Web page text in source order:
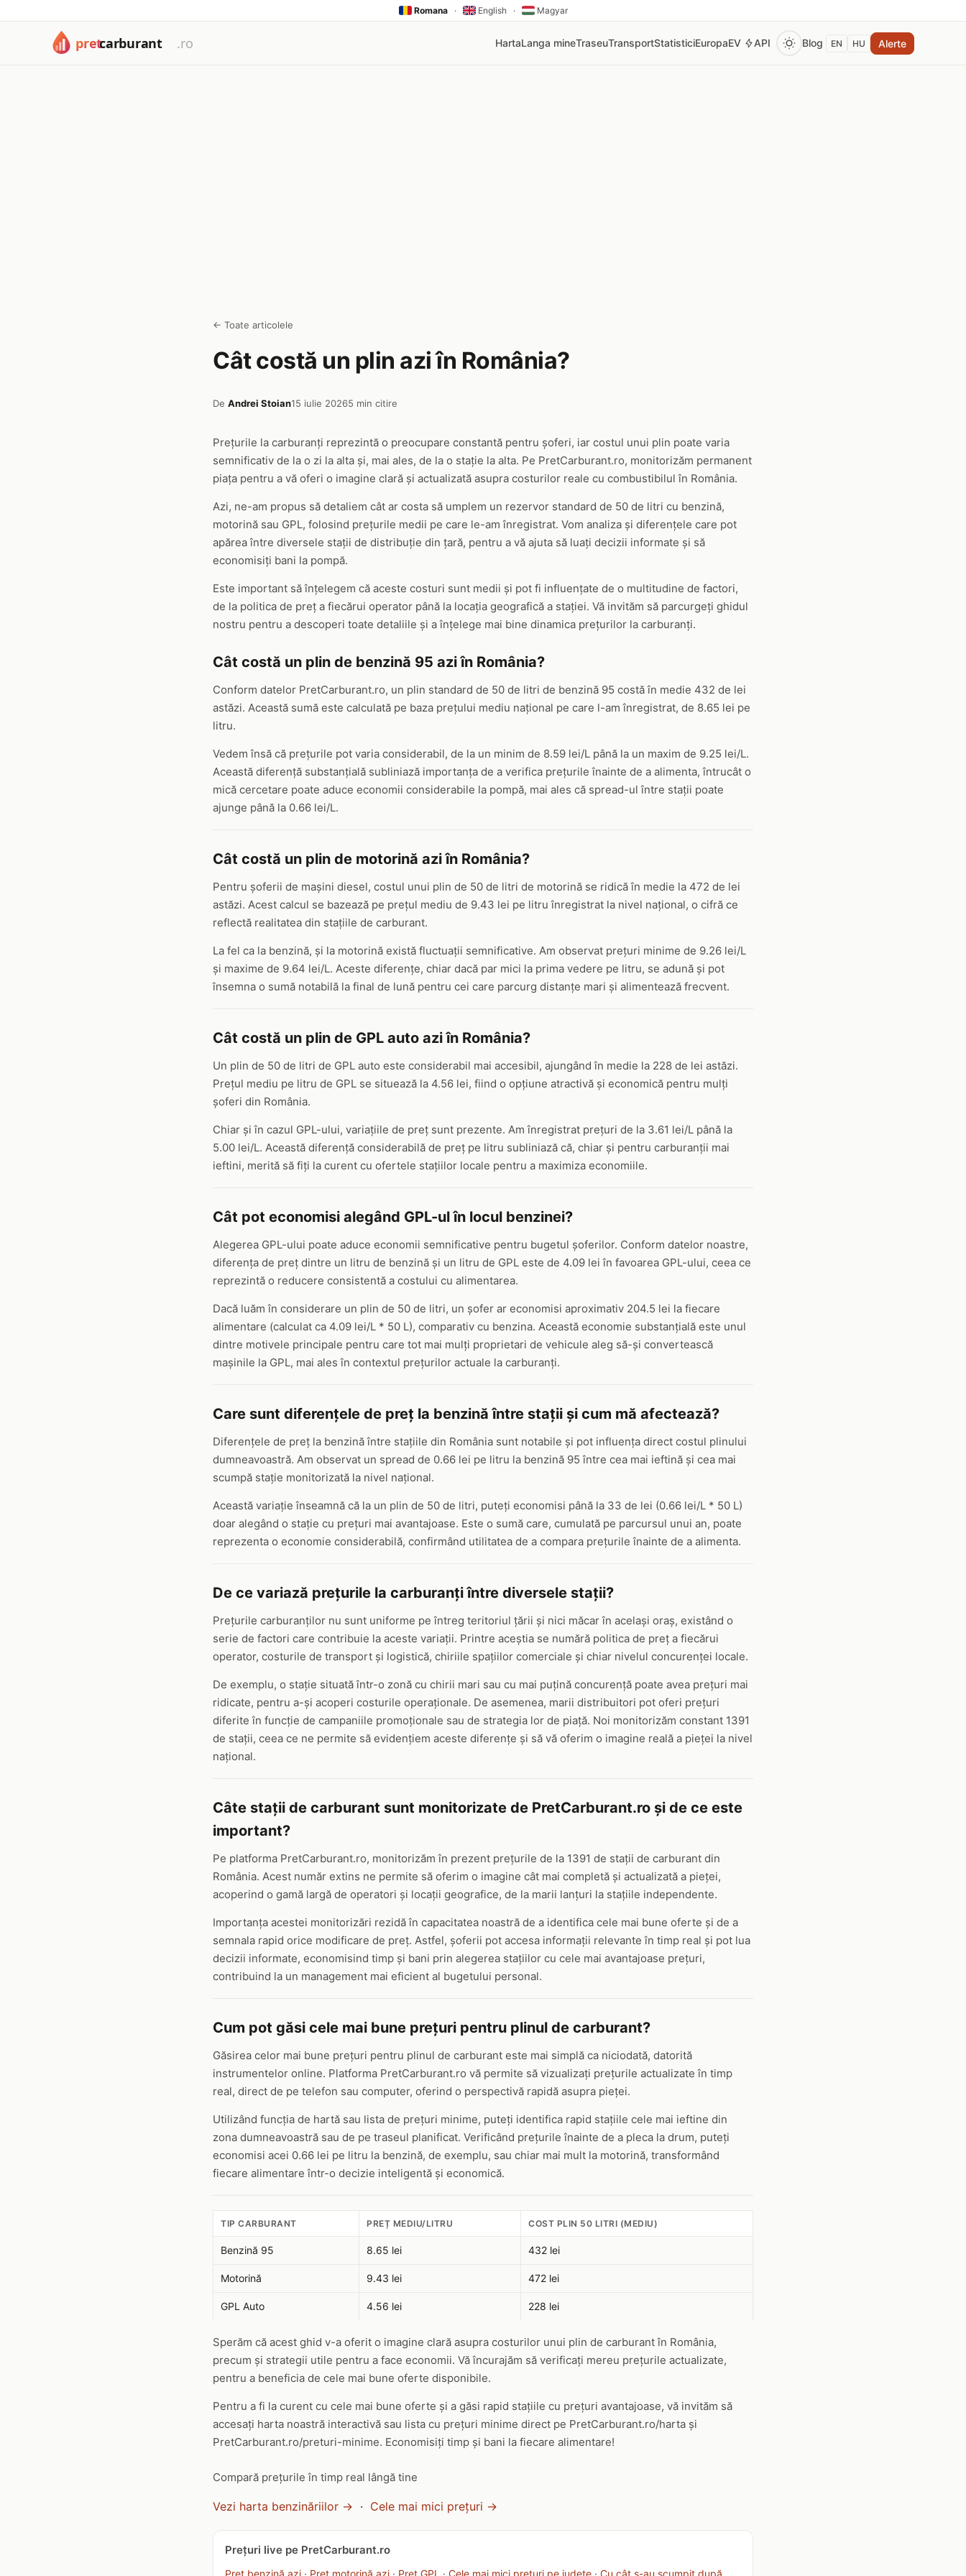
Romana · English · Magyar
HartaLanga mineTraseuTransportStatisticiEuropaEV API Blog EN HU Alerte
← Toate articolele
Cât costă un plin azi în România?
De Andrei Stoian15 iulie 20265 min citire
Prețurile la carburanți reprezintă o preocupare constantă pentru șoferi, iar costul unui plin poate varia
semnificativ de la o zi la alta și, mai ales, de la o stație la alta. Pe PretCarburant.ro, monitorizăm permanent
piața pentru a vă oferi o imagine clară și actualizată asupra costurilor reale cu combustibilul în România.
Azi, ne-am propus să detaliem cât ar costa să umplem un rezervor standard de 50 de litri cu benzină,
motorină sau GPL, folosind prețurile medii pe care le-am înregistrat. Vom analiza și diferențele care pot
apărea între diversele stații de distribuție din țară, pentru a vă ajuta să luați decizii informate și să
economisiți bani la pompă.
Este important să înțelegem că aceste costuri sunt medii și pot fi influențate de o multitudine de factori,
de la politica de preț a fiecărui operator până la locația geografică a stației. Vă invităm să parcurgeți ghidul
nostru pentru a descoperi toate detaliile și a înțelege mai bine dinamica prețurilor la carburanți.
Cât costă un plin de benzină 95 azi în România?
Conform datelor PretCarburant.ro, un plin standard de 50 de litri de benzină 95 costă în medie 432 de lei
astăzi. Această sumă este calculată pe baza prețului mediu național pe care l-am înregistrat, de 8.65 lei pe
litru.
Vedem însă că prețurile pot varia considerabil, de la un minim de 8.59 lei/L până la un maxim de 9.25 lei/L.
Această diferență substanțială subliniază importanța de a verifica prețurile înainte de a alimenta, întrucât o
mică cercetare poate aduce economii considerabile la pompă, mai ales că spread-ul între stații poate
ajunge până la 0.66 lei/L.
Cât costă un plin de motorină azi în România?
Pentru șoferii de mașini diesel, costul unui plin de 50 de litri de motorină se ridică în medie la 472 de lei
astăzi. Acest calcul se bazează pe prețul mediu de 9.43 lei pe litru înregistrat la nivel național, o cifră ce
reflectă realitatea din stațiile de carburant.
La fel ca la benzină, și la motorină există fluctuații semnificative. Am observat prețuri minime de 9.26 lei/L
și maxime de 9.64 lei/L. Aceste diferențe, chiar dacă par mici la prima vedere pe litru, se adună și pot
însemna o sumă notabilă la final de lună pentru cei care parcurg distanțe mari și alimentează frecvent.
Cât costă un plin de GPL auto azi în România?
Un plin de 50 de litri de GPL auto este considerabil mai accesibil, ajungând în medie la 228 de lei astăzi.
Prețul mediu pe litru de GPL se situează la 4.56 lei, fiind o opțiune atractivă și economică pentru mulți
șoferi din România.
Chiar și în cazul GPL-ului, variațiile de preț sunt prezente. Am înregistrat prețuri de la 3.61 lei/L până la
5.00 lei/L. Această diferență considerabilă de preț pe litru subliniază că, chiar și pentru carburanții mai
ieftini, merită să fiți la curent cu ofertele stațiilor locale pentru a maximiza economiile.
Cât pot economisi alegând GPL-ul în locul benzinei?
Alegerea GPL-ului poate aduce economii semnificative pentru bugetul șoferilor. Conform datelor noastre,
diferența de preț dintre un litru de benzină și un litru de GPL este de 4.09 lei în favoarea GPL-ului, ceea ce
reprezintă o reducere consistentă a costului cu alimentarea.
Dacă luăm în considerare un plin de 50 de litri, un șofer ar economisi aproximativ 204.5 lei la fiecare
alimentare (calculat ca 4.09 lei/L * 50 L), comparativ cu benzina. Această economie substanțială este unul
dintre motivele principale pentru care tot mai mulți proprietari de vehicule aleg să-și convertească
mașinile la GPL, mai ales în contextul prețurilor actuale la carburanți.
Care sunt diferențele de preț la benzină între stații și cum mă afectează?
Diferențele de preț la benzină între stațiile din România sunt notabile și pot influența direct costul plinului
dumneavoastră. Am observat un spread de 0.66 lei pe litru la benzină 95 între cea mai ieftină și cea mai
scumpă stație monitorizată la nivel național.
Această variație înseamnă că la un plin de 50 de litri, puteți economisi până la 33 de lei (0.66 lei/L * 50 L)
doar alegând o stație cu prețuri mai avantajoase. Este o sumă care, cumulată pe parcursul unui an, poate
reprezenta o economie considerabilă, confirmând utilitatea de a compara prețurile înainte de a alimenta.
De ce variază prețurile la carburanți între diversele stații?
Prețurile carburanților nu sunt uniforme pe întreg teritoriul țării și nici măcar în același oraș, existând o
serie de factori care contribuie la aceste variații. Printre aceștia se numără politica de preț a fiecărui
operator, costurile de transport și logistică, chiriile spațiilor comerciale și chiar nivelul concurenței locale.
De exemplu, o stație situată într-o zonă cu chirii mari sau cu mai puțină concurență poate avea prețuri mai
ridicate, pentru a-și acoperi costurile operaționale. De asemenea, marii distribuitori pot oferi prețuri
diferite în funcție de campaniile promoționale sau de strategia lor de piață. Noi monitorizăm constant 1391
de stații, ceea ce ne permite să evidențiem aceste diferențe și să vă oferim o imagine reală a pieței la nivel
național.
Câte stații de carburant sunt monitorizate de PretCarburant.ro și de ce este
important?
Pe platforma PretCarburant.ro, monitorizăm în prezent prețurile de la 1391 de stații de carburant din
România. Acest număr extins ne permite să oferim o imagine cât mai completă și actualizată a pieței,
acoperind o gamă largă de operatori și locații geografice, de la marii lanțuri la stațiile independente.
Importanța acestei monitorizări rezidă în capacitatea noastră de a identifica cele mai bune oferte și de a
semnala rapid orice modificare de preț. Astfel, șoferii pot accesa informații relevante în timp real și pot lua
decizii informate, economisind timp și bani prin alegerea stațiilor cu cele mai avantajoase prețuri,
contribuind la un management mai eficient al bugetului personal.
Cum pot găsi cele mai bune prețuri pentru plinul de carburant?
Găsirea celor mai bune prețuri pentru plinul de carburant este mai simplă ca niciodată, datorită
instrumentelor online. Platforma PretCarburant.ro vă permite să vizualizați prețurile actualizate în timp
real, direct de pe telefon sau computer, oferind o perspectivă rapidă asupra pieței.
Utilizând funcția de hartă sau lista de prețuri minime, puteți identifica rapid stațiile cele mai ieftine din
zona dumneavoastră sau de pe traseul planificat. Verificând prețurile înainte de a pleca la drum, puteți
economisi acei 0.66 lei pe litru la benzină, de exemplu, sau chiar mai mult la motorină, transformând
fiecare alimentare într-o decizie inteligentă și economică.
TIP CARBURANT PREȚ MEDIU/LITRU COST PLIN 50 LITRI (MEDIU)
Benzină 95 8.65 lei 432 lei
Motorină 9.43 lei 472 lei
GPL Auto 4.56 lei 228 lei
Sperăm că acest ghid v-a oferit o imagine clară asupra costurilor unui plin de carburant în România,
precum și strategii utile pentru a face economii. Vă încurajăm să verificați mereu prețurile actualizate,
pentru a beneficia de cele mai bune oferte disponibile.
Pentru a fi la curent cu cele mai bune oferte și a găsi rapid stațiile cu prețuri avantajoase, vă invităm să
accesați harta noastră interactivă sau lista cu prețuri minime direct pe PretCarburant.ro/harta și
PretCarburant.ro/preturi-minime. Economisiți timp și bani la fiecare alimentare!
Compară prețurile în timp real lângă tine
Vezi harta benzinăriilor → · Cele mai mici prețuri →
Prețuri live pe PretCarburant.ro
Preț benzină azi · Preț motorină azi · Preț GPL · Cele mai mici prețuri pe județe · Cu cât s-au scumpit după